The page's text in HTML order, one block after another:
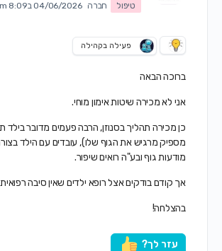
טיפול חברה 04/06/2026 ב8:09 am
פעילה בקהילה
ברוכה הבאה
אני לא מכירה שיטות אימון מוחי.
כן מכירה תהליך בסנוזן, הרבה פעמים מדובר בילד
מספיק מרגיש את הגוף שלו), עובדים עם הילד
מודעות גוף ובע"ה רואים שיפור.
אך קודם בודקים אצל רופא ילדים שאין סיבה רפואית.
בהצלחה!
עזר לך?